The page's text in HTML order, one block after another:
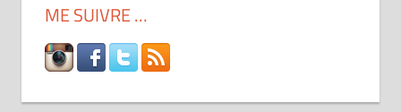
ME SUIVRE …